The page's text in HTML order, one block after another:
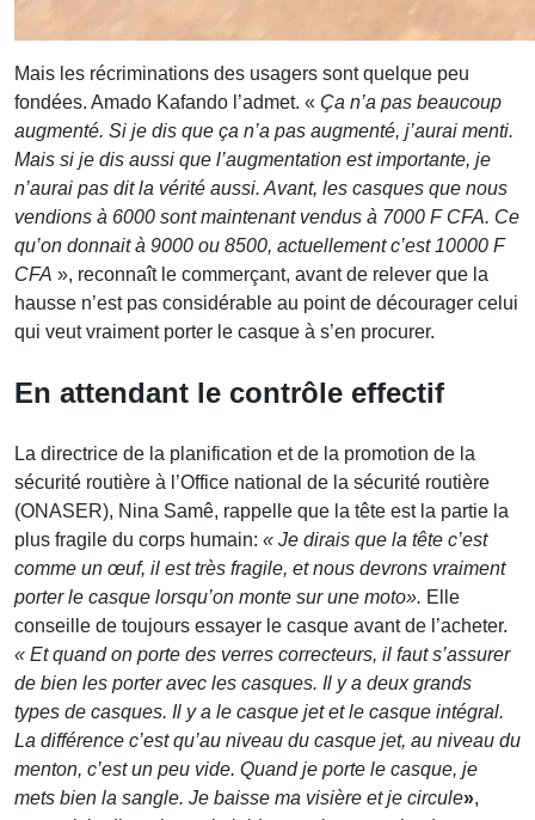
Mais les récriminations des usagers sont quelque peu
fondées. Amado Kafando l’admet. « Ça n’a pas beaucoup
augmenté. Si je dis que ça n’a pas augmenté, j’aurai menti.
Mais si je dis aussi que l’augmentation est importante, je
n’aurai pas dit la vérité aussi. Avant, les casques que nous
vendions à 6000 sont maintenant vendus à 7000 F CFA. Ce
qu’on donnait à 9000 ou 8500, actuellement c’est 10000 F
CFA », reconnaît le commerçant, avant de relever que la
hausse n’est pas considérable au point de décourager celui
qui veut vraiment porter le casque à s’en procurer.
En attendant le contrôle effectif
La directrice de la planification et de la promotion de la
sécurité routière à l’Office national de la sécurité routière
(ONASER), Nina Samê, rappelle que la tête est la partie la
plus fragile du corps humain: « Je dirais que la tête c’est
comme un œuf, il est très fragile, et nous devrons vraiment
porter le casque lorsqu’on monte sur une moto». Elle
conseille de toujours essayer le casque avant de l’acheter.
« Et quand on porte des verres correcteurs, il faut s’assurer
de bien les porter avec les casques. Il y a deux grands
types de casques. Il y a le casque jet et le casque intégral.
La différence c’est qu’au niveau du casque jet, au niveau du
menton, c’est un peu vide. Quand je porte le casque, je
mets bien la sangle. Je baisse ma visière et je circule»,